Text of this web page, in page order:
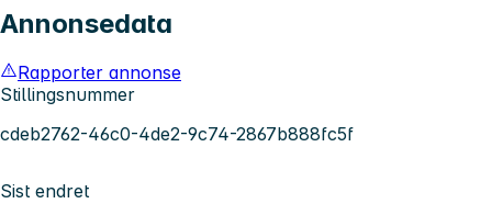
Annonsedata
Rapporter annonse
Stillingsnummer
cdeb2762-46c0-4de2-9c74-2867b888fc5f
Sist endret